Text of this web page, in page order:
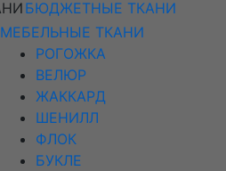
БЮДЖЕТНЫЕ ТКАНИ
МЕБЕЛЬНЫЕ ТКАНИ
РОГОЖКА
ВЕЛЮР
ЖАККАРД
ШЕНИЛЛ
ФЛОК
БУКЛЕ